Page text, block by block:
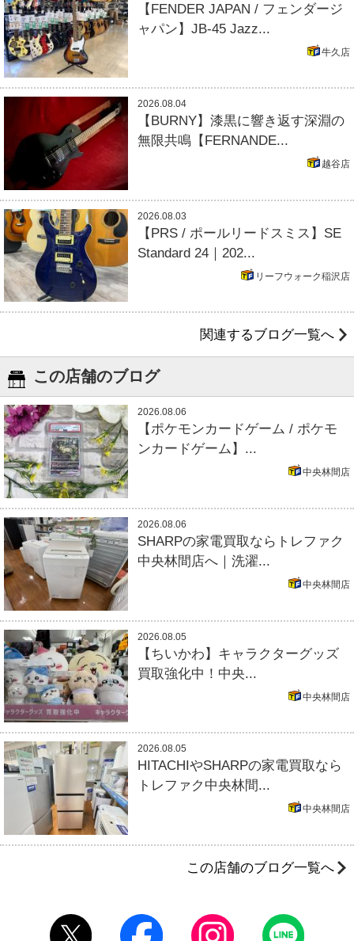
【FENDER JAPAN / フェンダージ
ャパン】JB-45 Jazz...
牛久店
2026.08.04
【BURNY】漆黒に響き返す深淵の
無限共鳴【FERNANDE...
越谷店
2026.08.03
【PRS / ポールリードスミス】SE
Standard 24｜202...
リーフウォーク稲沢店
関連するブログ一覧へ
この店舗のブログ
2026.08.06
【ポケモンカードゲーム / ポケモ
ンカードゲーム】...
中央林間店
2026.08.06
SHARPの家電買取ならトレファク
中央林間店へ｜洗濯...
中央林間店
2026.08.05
【ちいかわ】キャラクターグッズ
買取強化中！中央...
中央林間店
2026.08.05
HITACHIやSHARPの家電買取なら
トレファク中央林間...
中央林間店
この店舗のブログ一覧へ